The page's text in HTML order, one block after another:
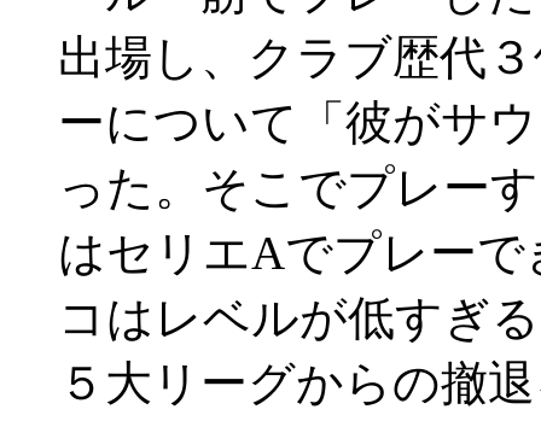
出場し、クラブ歴代
ーについて「彼がサ
った。そこでプレー
はセリエAでプレー
コはレベルが低すぎ
５大リーグからの撤